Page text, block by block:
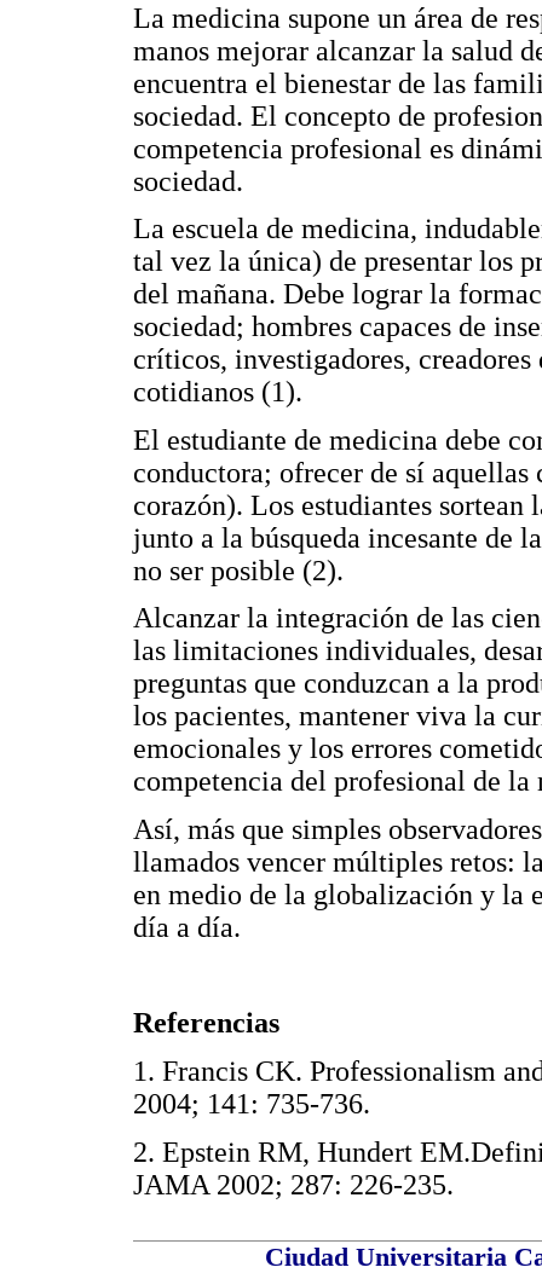
La medicina supone un área de
manos mejorar alcanzar la salud
encuentra el bienestar de las
sociedad. El concepto de
competencia profesional es
sociedad.
La escuela de medicina,
tal vez la única) de presentar los
del mañana. Debe lograr la
sociedad; hombres capaces de
críticos, investigadores,
cotidianos (1).
El estudiante de medicina debe
conductora; ofrecer de sí aquellas
corazón). Los estudiantes
junto a la búsqueda incesante de
no ser posible (2).
Alcanzar la integración de las
las limitaciones individuales,
preguntas que conduzcan a la
los pacientes, mantener viva la
emocionales y los errores
competencia del profesional de la
Así, más que simples
llamados vencer múltiples retos:
en medio de la globalización y la
día a día.
Referencias
1. Francis CK. Professionalism
2004; 141: 735-736.
2. Epstein RM, Hundert
JAMA 2002; 287: 226-235.
Ciudad Universitaria